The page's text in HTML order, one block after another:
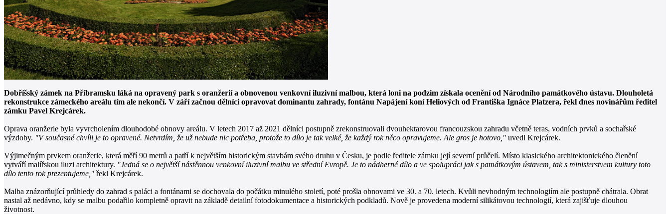
Dobříšský zámek na Příbramsku láká na opravený park s oranžerií a obnovenou venkovní iluzivní malbou, která loni na podzim získala ocenění od Národního památkového ústavu. Dlouholetá
rekonstrukce zámeckého areálu tím ale nekončí. V září začnou dělníci opravovat dominantu zahrady, fontánu Napájení koní Heliových od Františka Ignáce Platzera, řekl dnes novinářům ředitel
zámku Pavel Krejcárek.
Oprava oranžerie byla vyvrcholením dlouhodobé obnovy areálu. V letech 2017 až 2021 dělníci postupně zrekonstruovali dvouhektarovou francouzskou zahradu včetně teras, vodních prvků a sochařské
výzdoby. "V současné chvíli je to opravené. Netvrdím, že už nebude nic potřeba, protože to dílo je tak velké, že každý rok něco opravujeme. Ale gros je hotovo," uvedl Krejcárek.
Výjimečným prvkem oranžerie, která měří 90 metrů a patří k největším historickým stavbám svého druhu v Česku, je podle ředitele zámku její severní průčelí. Místo klasického architektonického členění
vytváří malířskou iluzi architektury. "Jedná se o největší nástěnnou venkovní iluzivní malbu ve střední Evropě. Je to nádherné dílo a ve spolupráci jak s památkovým ústavem, tak s ministerstvem kultury toto
dílo tento rok prezentujeme," řekl Krejcárek.
Malba znázorňující průhledy do zahrad s paláci a fontánami se dochovala do počátku minulého století, poté prošla obnovami ve 30. a 70. letech. Kvůli nevhodným technologiím ale postupně chátrala. Obrat
nastal až nedávno, kdy se malbu podařilo kompletně opravit na základě detailní fotodokumentace a historických podkladů. Nově je provedena moderní silikátovou technologií, která zajišťuje dlouhou
životnost.